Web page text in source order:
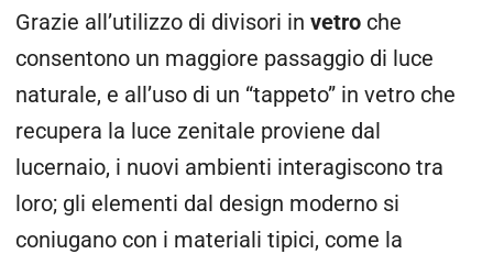
Grazie all’utilizzo di divisori in vetro che
consentono un maggiore passaggio di luce
naturale, e all’uso di un “tappeto” in vetro che
recupera la luce zenitale proviene dal
lucernaio, i nuovi ambienti interagiscono tra
loro; gli elementi dal design moderno si
coniugano con i materiali tipici, come la